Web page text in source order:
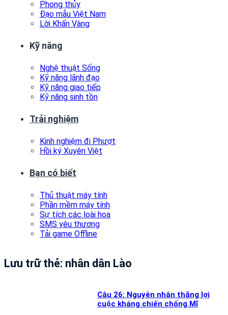
Phong thủy
Đạo mẫu Việt Nam
Lời Khấn Vàng
Kỹ năng
Nghệ thuật Sống
Kỹ năng lãnh đạo
Kỹ năng giao tiếp
Kỹ năng sinh tồn
Trải nghiệm
Kinh nghiệm đi Phượt
Hồi ký Xuyên Việt
Bạn có biết
Thủ thuật máy tính
Phần mềm máy tính
Sự tích các loài hoa
SMS yêu thương
Tải game Offline
Lưu trữ thẻ: nhân dân Lào
Câu 26: Nguyên nhân thắng lợi
cuộc kháng chiến chống Mĩ